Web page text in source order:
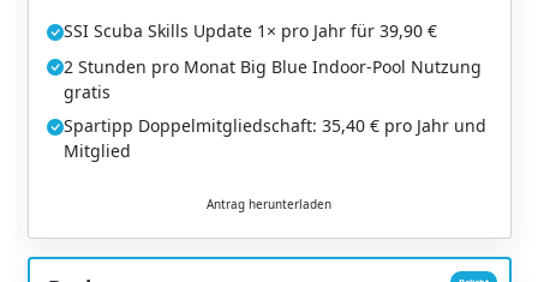
SSI Scuba Skills Update 1× pro Jahr für 39,90 €
2 Stunden pro Monat Big Blue Indoor-Pool Nutzung
gratis
Spartipp Doppelmitgliedschaft: 35,40 € pro Jahr und
Mitglied
Antrag herunterladen